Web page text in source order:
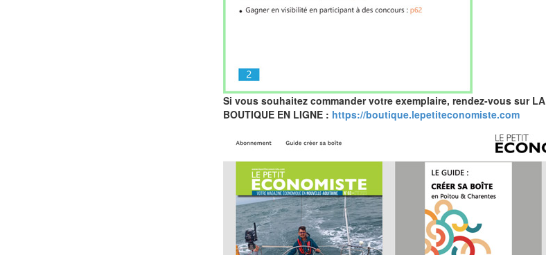
Si vous souhaitez commander votre exemplaire, rendez-vous sur LA
BOUTIQUE EN LIGNE : https://boutique.lepetiteconomiste.com